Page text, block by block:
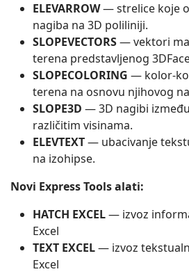
ELEVARROW— strelice koje
nagiba na 3D poliliniji.
SLOPEVECTORS— vektori
terena predstavljenog
SLOPECOLORING —
terena na osnovu njihovog
SLOPE3D — 3D nagibi
različitim visinama.
ELEVTEXT— ubacivanje
na izohipse.
Novi Express Tools alati:
HATCH EXCEL— izvoz
Excel
TEXT EXCEL— izvoz
Excel